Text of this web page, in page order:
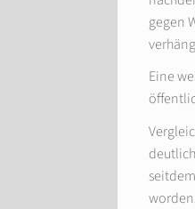
gegen
Eine